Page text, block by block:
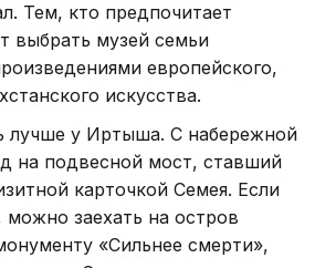
Тем, кто предпочитает
выбрать музей семьи
европейского,
искусства.
лучше у Иртыша. С набережной
на подвесной мост, ставший
карточкой Семея. Если
можно заехать на остров
«Сильнее смерти»,